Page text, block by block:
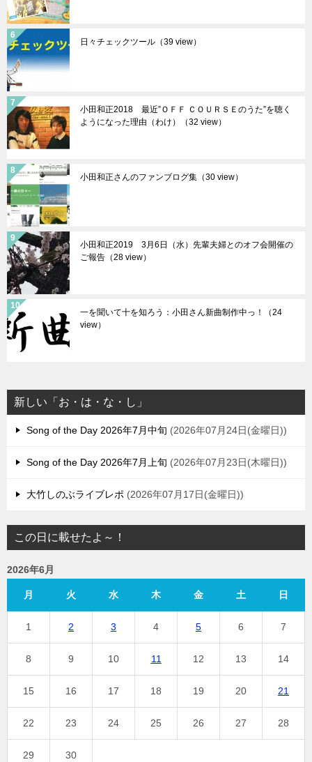
日々チェックツール（39 view）
小田和正2018 最近”ＯＦＦ ＣＯＵＲＳＥのうた”を聴く
ようになった理由（わけ）（32 view）
小田和正さんのファンブログ集（30 view）
小田和正2019 3月6日（水）先輩夫婦とのオフ会開催の
ご報告（28 view）
一を聞いて十を知ろう：小田さん新曲制作中っ！（24
view）
新しい「お・は・な・し」
Song of the Day 2026年7月中旬 2026年07月24日(金曜日)
Song of the Day 2026年7月上旬 2026年07月23日(木曜日)
大竹しのぶライブレポ 2026年07月17日(金曜日)
この日に載せたよ～！
2026年6月
月 火 水 木 金 土 日
1 2 3 4 5 6 7
8 9 10 11 12 13 14
15 16 17 18 19 20 21
22 23 24 25 26 27 28
29 30